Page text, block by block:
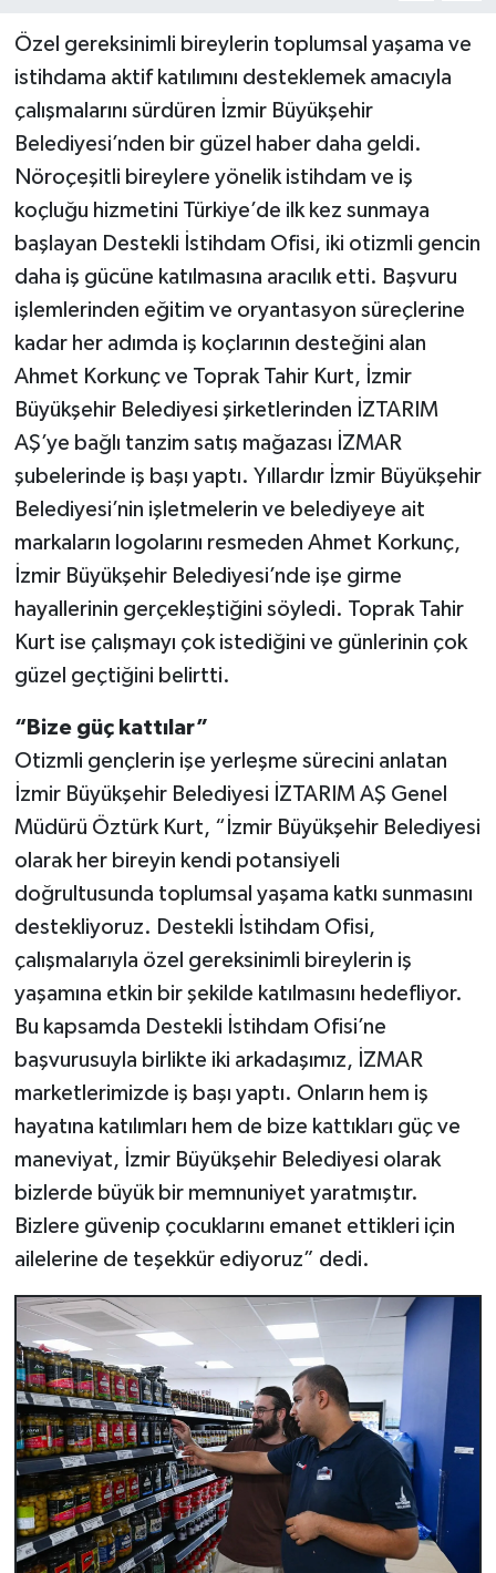
Özel gereksinimli bireylerin toplumsal yaşama ve
istihdama aktif katılımını desteklemek amacıyla
çalışmalarını sürdüren İzmir Büyükşehir
Belediyesi’nden bir güzel haber daha geldi.
Nöroçeşitli bireylere yönelik istihdam ve iş
koçluğu hizmetini Türkiye’de ilk kez sunmaya
başlayan Destekli İstihdam Ofisi, iki otizmli gencin
daha iş gücüne katılmasına aracılık etti. Başvuru
işlemlerinden eğitim ve oryantasyon süreçlerine
kadar her adımda iş koçlarının desteğini alan
Ahmet Korkunç ve Toprak Tahir Kurt, İzmir
Büyükşehir Belediyesi şirketlerinden İZTARIM
AŞ’ye bağlı tanzim satış mağazası İZMAR
şubelerinde iş başı yaptı. Yıllardır İzmir Büyükşehir
Belediyesi’nin işletmelerin ve belediyeye ait
markaların logolarını resmeden Ahmet Korkunç,
İzmir Büyükşehir Belediyesi’nde işe girme
hayallerinin gerçekleştiğini söyledi. Toprak Tahir
Kurt ise çalışmayı çok istediğini ve günlerinin çok
güzel geçtiğini belirtti.
“Bize güç kattılar”
Otizmli gençlerin işe yerleşme sürecini anlatan
İzmir Büyükşehir Belediyesi İZTARIM AŞ Genel
Müdürü Öztürk Kurt, “İzmir Büyükşehir Belediyesi
olarak her bireyin kendi potansiyeli
doğrultusunda toplumsal yaşama katkı sunmasını
destekliyoruz. Destekli İstihdam Ofisi,
çalışmalarıyla özel gereksinimli bireylerin iş
yaşamına etkin bir şekilde katılmasını hedefliyor.
Bu kapsamda Destekli İstihdam Ofisi’ne
başvurusuyla birlikte iki arkadaşımız, İZMAR
marketlerimizde iş başı yaptı. Onların hem iş
hayatına katılımları hem de bize kattıkları güç ve
maneviyat, İzmir Büyükşehir Belediyesi olarak
bizlerde büyük bir memnuniyet yaratmıştır.
Bizlere güvenip çocuklarını emanet ettikleri için
ailelerine de teşekkür ediyoruz” dedi.